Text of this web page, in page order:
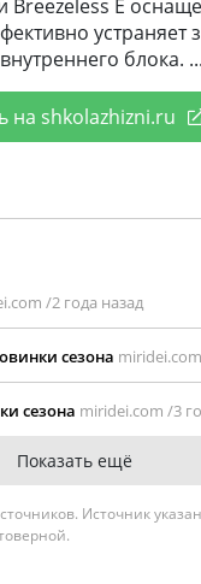
E
устраняет
блока.
на shkolazhizni.ru
/2 года назад
сезона
сезона miridei.com /3
Показать ещё
Источник